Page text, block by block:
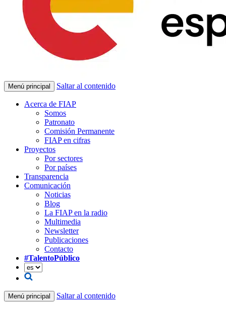
Menú principal Saltar al contenido
Acerca de FIAP
Somos
Patronato
Comisión Permanente
FIAP en cifras
Proyectos
Por sectores
Por países
Transparencia
Comunicación
Noticias
Blog
La FIAP en la radio
Multimedia
Newsletter
Publicaciones
Contacto
#TalentoPúblico
Menú principal Saltar al contenido